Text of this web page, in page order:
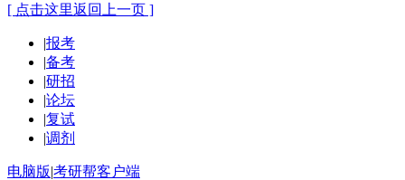
[ 点击这里返回上一页 ]
|报考
|备考
|研招
|论坛
|复试
|调剂
电脑版|考研帮客户端